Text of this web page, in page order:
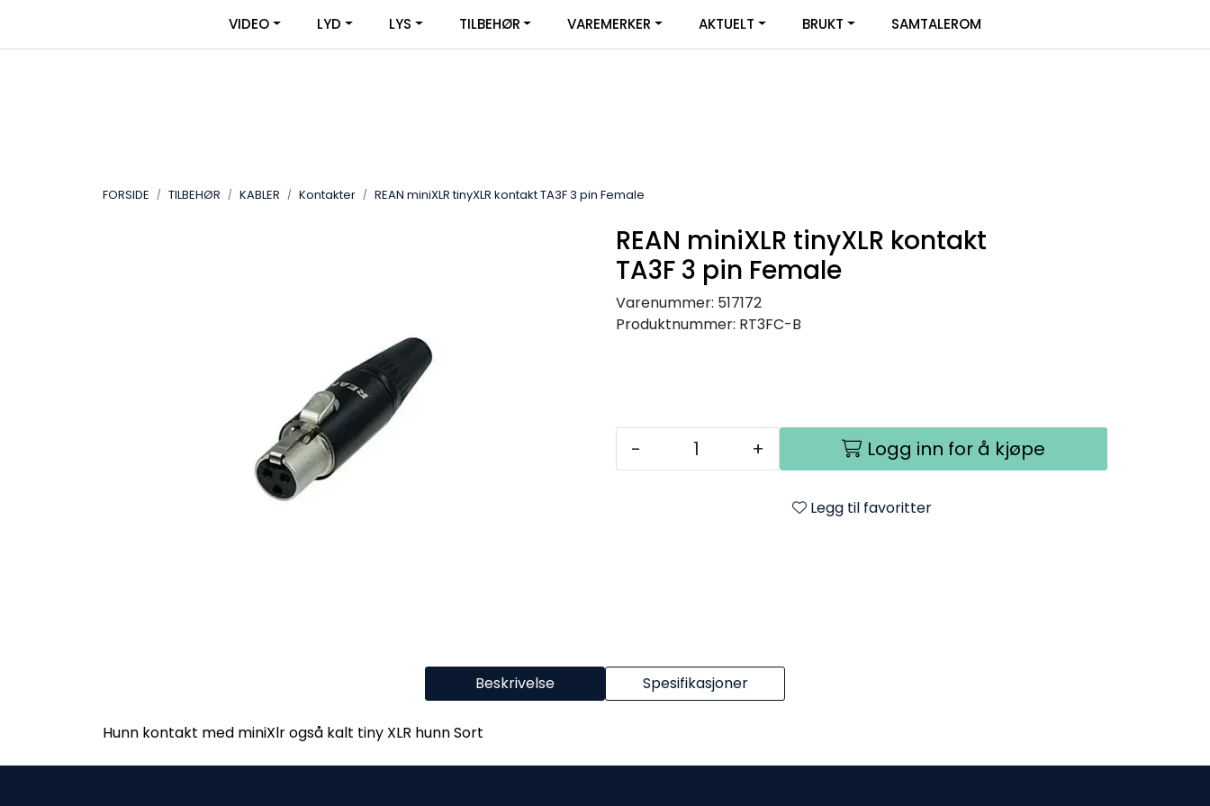
OM VIDEOUTSTYR | KONTAKT OSS SERVICE | FACEBOOK Infosenter Favoritter
VIDEO LYD LYS TILBEHØR VAREMERKER AKTUELT BRUKT SAMTALEROM
FORSIDE TILBEHØR KABLER Kontakter REAN miniXLR tinyXLR kontakt TA3F 3 pin Female
REAN miniXLR tinyXLR kontakt
TA3F 3 pin Female
Varenummer: 517172
Produktnummer: RT3FC-B
- + Logg inn for å kjøpe
Legg til favoritter
Beskrivelse Spesifikasjoner
Hunn kontakt med miniXlr også kalt tiny XLR hunn Sort